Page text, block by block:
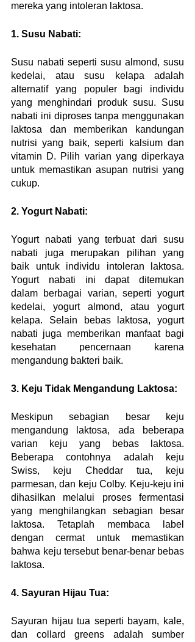
mereka yang intoleran laktosa.
1. Susu Nabati:
Susu nabati seperti susu almond, susu
kedelai, atau susu kelapa adalah
alternatif yang populer bagi individu
yang menghindari produk susu. Susu
nabati ini diproses tanpa menggunakan
laktosa dan memberikan kandungan
nutrisi yang baik, seperti kalsium dan
vitamin D. Pilih varian yang diperkaya
untuk memastikan asupan nutrisi yang
cukup.
2. Yogurt Nabati:
Yogurt nabati yang terbuat dari susu
nabati juga merupakan pilihan yang
baik untuk individu intoleran laktosa.
Yogurt nabati ini dapat ditemukan
dalam berbagai varian, seperti yogurt
kedelai, yogurt almond, atau yogurt
kelapa. Selain bebas laktosa, yogurt
nabati juga memberikan manfaat bagi
kesehatan pencernaan karena
mengandung bakteri baik.
3. Keju Tidak Mengandung Laktosa:
Meskipun sebagian besar keju
mengandung laktosa, ada beberapa
varian keju yang bebas laktosa.
Beberapa contohnya adalah keju
Swiss, keju Cheddar tua, keju
parmesan, dan keju Colby. Keju-keju ini
dihasilkan melalui proses fermentasi
yang menghilangkan sebagian besar
laktosa. Tetaplah membaca label
dengan cermat untuk memastikan
bahwa keju tersebut benar-benar bebas
laktosa.
4. Sayuran Hijau Tua:
Sayuran hijau tua seperti bayam, kale,
dan collard greens adalah sumber